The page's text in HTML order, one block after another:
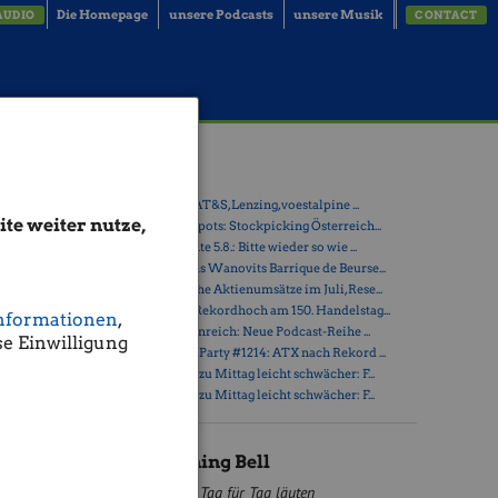
weiter nutze,
,
Einwilligung
Die Homepage unsere Podcasts unsere Musik CONTACT
beim
» ATX-Trends: AT&S, Lenzing, voestalpine ...
» Österreich-Depots: Stockpicking Österreich...
» Börsegeschichte 5.8.: Bitte wieder so wie ...
» Nachlese: Hans Wanovits Barrique de Beurse...
» PIR-News: Hohe Aktienumsätze im Juli, Rese...
» ATX erreicht Rekordhoch am 150. Handelstag...
» Drastil & Seltenreich: Neue Podcast-Reihe ...
» Wiener Börse Party #1214: ATX nach Rekord ...
» Wiener Börse zu Mittag leicht schwächer: F...
» Wiener Börse zu Mittag leicht schwächer: F...
BSN Opening Bell
Tag für Tag läuten